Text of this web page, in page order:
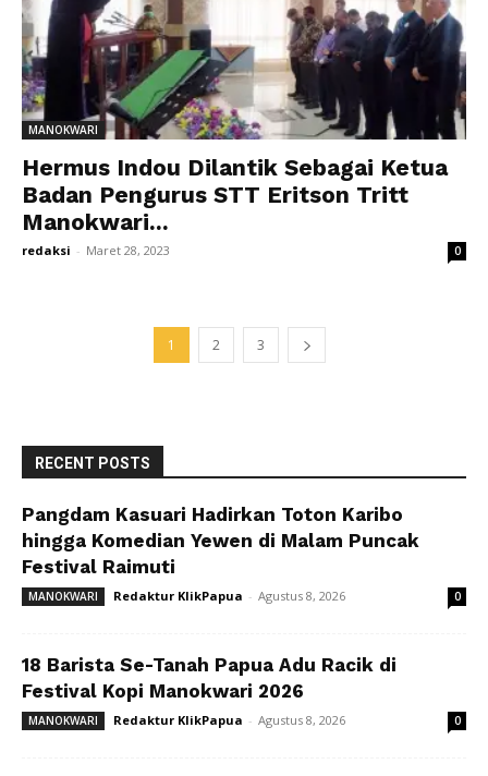
MANOKWARI
Hermus Indou Dilantik Sebagai Ketua
Badan Pengurus STT Eritson Tritt
Manokwari...
redaksi - Maret 28, 2023 0
1 2 3
RECENT POSTS
Pangdam Kasuari Hadirkan Toton Karibo
hingga Komedian Yewen di Malam Puncak
Festival Raimuti
MANOKWARI Redaktur KlikPapua - Agustus 8, 2026 0
18 Barista Se-Tanah Papua Adu Racik di
Festival Kopi Manokwari 2026
MANOKWARI Redaktur KlikPapua - Agustus 8, 2026 0